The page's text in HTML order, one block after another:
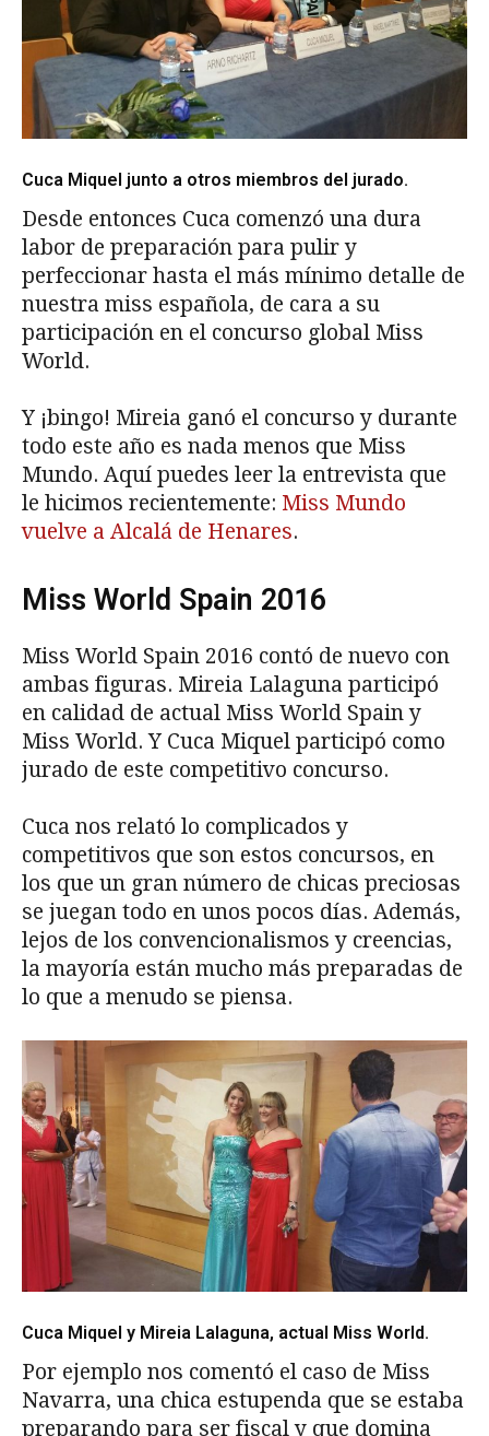
Cuca Miquel junto a otros miembros del jurado.
Desde entonces Cuca comenzó una dura
labor de preparación para pulir y
perfeccionar hasta el más mínimo detalle de
nuestra miss española, de cara a su
participación en el concurso global Miss
World.
Y ¡bingo! Mireia ganó el concurso y durante
todo este año es nada menos que Miss
Mundo. Aquí puedes leer la entrevista que
le hicimos recientemente: Miss Mundo
vuelve a Alcalá de Henares.
Miss World Spain 2016
Miss World Spain 2016 contó de nuevo con
ambas figuras. Mireia Lalaguna participó
en calidad de actual Miss World Spain y
Miss World. Y Cuca Miquel participó como
jurado de este competitivo concurso.
Cuca nos relató lo complicados y
competitivos que son estos concursos, en
los que un gran número de chicas preciosas
se juegan todo en unos pocos días. Además,
lejos de los convencionalismos y creencias,
la mayoría están mucho más preparadas de
lo que a menudo se piensa.
Cuca Miquel y Mireia Lalaguna, actual Miss World.
Por ejemplo nos comentó el caso de Miss
Navarra, una chica estupenda que se estaba
preparando para ser fiscal y que domina